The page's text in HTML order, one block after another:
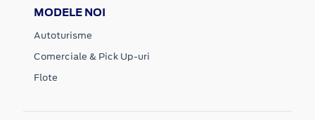
MODELE NOI
Autoturisme
Comerciale & Pick Up-uri
Flote